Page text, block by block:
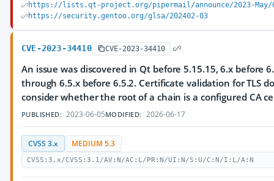
https://lists.qt-project.org/pipermail/announce/2023-May/
https://security.gentoo.org/glsa/202402-03
CVE-2023-34410 CVE-2023-34410
An issue was discovered in Qt before 5.15.15, 6.x before
through 6.5.x before 6.5.2. Certificate validation for TLS
consider whether the root of a chain is a configured CA
PUBLISHED: 2023-06-05MODIFIED: 2026-06-17
CVSS 3.x MEDIUM 5.3
CVSS:3.x/CVSS:3.1/AV:N/AC:L/PR:N/UI:N/S:U/C:N/I:L/A:N